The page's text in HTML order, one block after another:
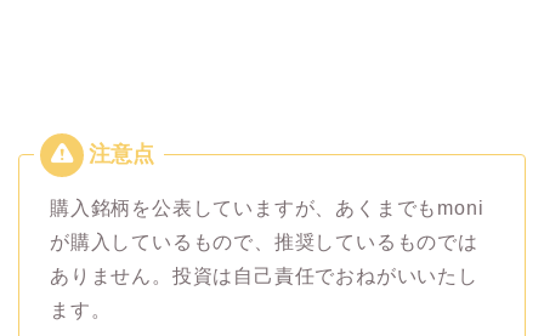
購入銘柄を公表していますが、あくまでもmoni
が購入しているもので、推奨しているものでは
ありません。投資は自己責任でおねがいいたし
ます。